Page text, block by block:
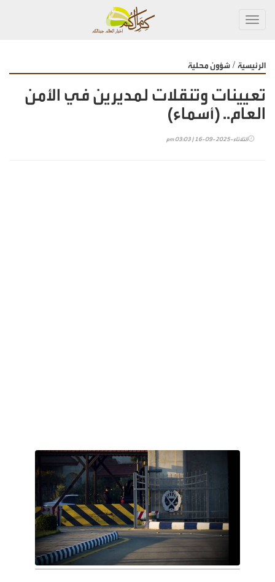
الرئيسية / شؤون محلية
تعيينات وتنقلات لمديرين في الأمن
العام.. (أسماء)
الثلاثاء-2025-09-16 | 03:03 pm